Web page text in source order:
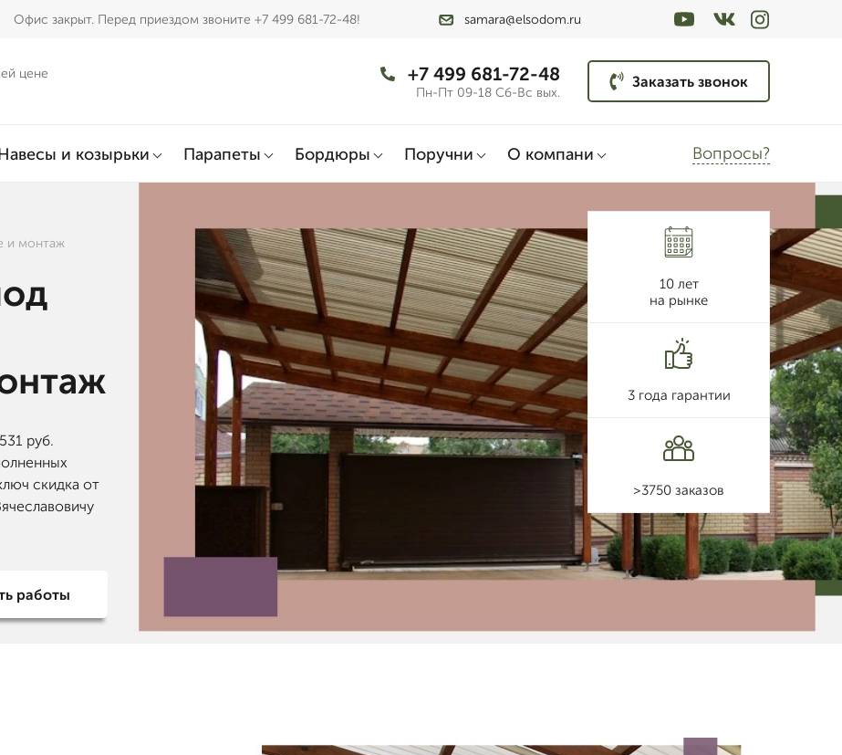
Офис закрыт. Перед приездом звоните +7 499 681-72-48! samara@elsodom.ru
цене
+7 499 681-72-48
Пн-Пт 09-18 Сб-Вс вых.
Заказать звонок
и козырьки Парапеты Бордюры Поручни О компани Вопросы?
и монтаж
руб.
скидка от
работы
10 лет
на рынке
3 года гарантии
>3750 заказов